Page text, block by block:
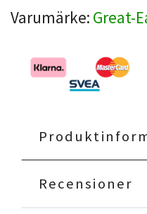
Varumärke: Great-
Recensioner